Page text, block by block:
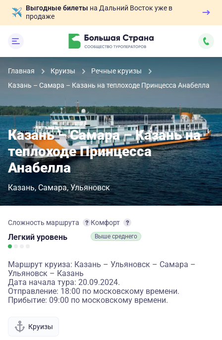
Выгодные билеты на Дальний Восток уже в
продаже
Главная Круизы
Речные круизы
Казань – Самара – Казань на теплоходе Принцесса Анабелла
Казань – Самара – Казань на
теплоходе Принцесса
Анабелла
Казань Самара Ульяновск
Сложность маршрута
Легкий уровень
Комфорт
Выше среднего
Маршрут круиза: Казань – Ульяновск – Самара –
Ульяновск – Казань
Дата начала тура: 20.09.2024.
Отправление: 18:00 по московскому времени.
Прибытие: 09:00 по московскому времени.
Круизы